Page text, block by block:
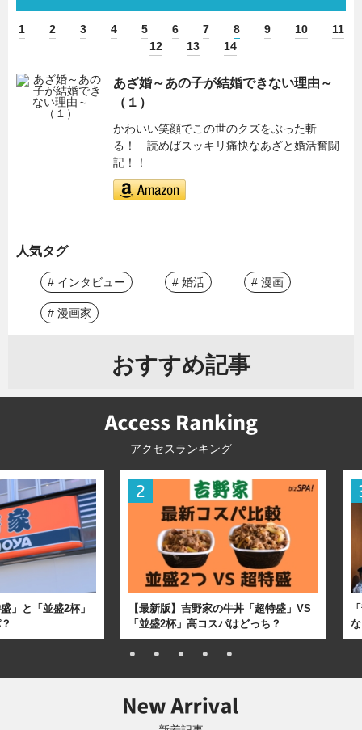
1 2 3 4 5 6 7 8 9 10
11
12
13 14
あざ婚～あの子が結婚できない理由～
（１）
かわいい笑顔でこの世のクズをぶった斬
る！ 読めばスッキリ痛快なあざと婚活奮闘
記！！
人気タグ
# インタビュー # 婚活 # 漫画
# 漫画家
おすすめ記事
アクセスランキング
」と「並盛2杯」
【最新版】吉野家の牛丼「超特盛」VS
「並盛2杯」高コスパはどっち？